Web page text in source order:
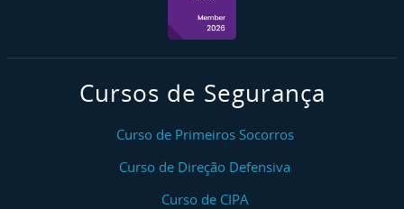
Cursos de Segurança
Curso de Primeiros Socorros
Curso de Direção Defensiva
Curso de CIPA